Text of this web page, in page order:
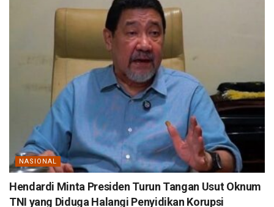
NASIONAL
Hendardi Minta Presiden Turun Tangan Usut Oknum
TNI yang Diduga Halangi Penyidikan Korupsi